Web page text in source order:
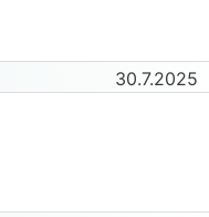
30.7.2025